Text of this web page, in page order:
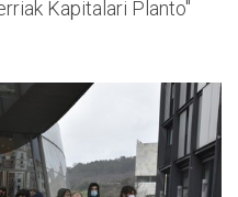
Kapitalari Planto"